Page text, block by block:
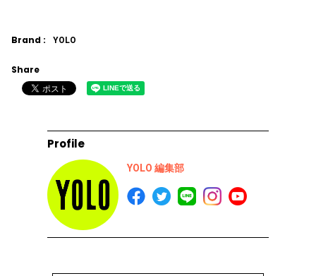
Brand : YOLO
Share
Profile
YOLO 編集部